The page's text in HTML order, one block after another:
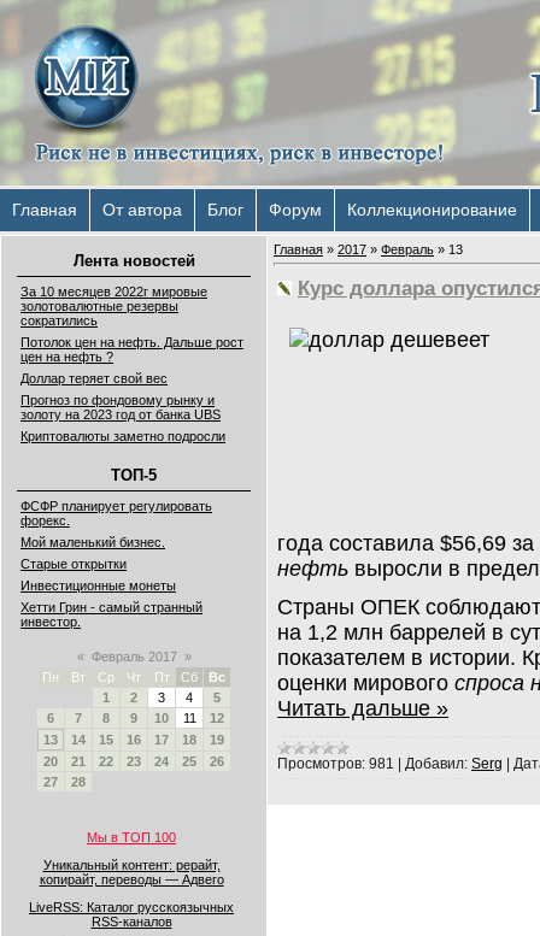
Главная От автора Блог Форум Коллекционирование
Лента новостей
За 10 месяцев 2022г мировые
золотовалютные резервы
сократились
Потолок цен на нефть. Дальше рост
цен на нефть ?
Доллар теряет свой вес
Прогноз по фондовому рынку и
золоту на 2023 год от банка UBS
Криптовалюты заметно подросли
ТОП-5
ФСФР планирует регулировать
форекс.
Мой маленький бизнес.
Старые открытки
Инвестиционные монеты
Хетти Грин - самый странный
инвестор.
« Февраль 2017 »
Пн
Вт Ср Чт Пт Сб
Вс
1
2 3 4
5
6
7 8 9 10 11
12
13
14 15 16 17 18
19
20
21 22 23 24 25
26
27
28
Мы в ТОП 100
Уникальный контент: рерайт,
копирайт, переводы — Адвего
LiveRSS: Каталог русскоязычных
RSS-каналов
Главная » 2017 » Февраль » 13
Курс доллара
года составила $56,69
нефть выросли в
Страны ОПЕК
на 1,2 млн баррелей в
показателем в истории.
оценки мирового спроса
Читать дальше »
Просмотров: 981 Добавил: Serg